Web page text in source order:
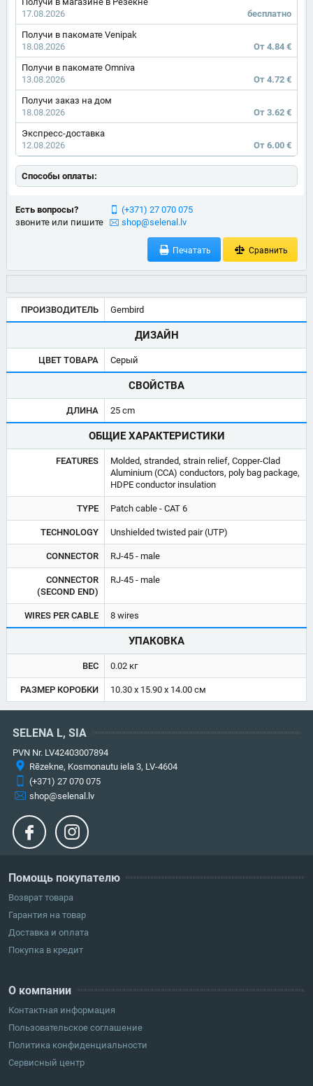
17.08.2026
бесплатно
Получи в пакомате Venipak
18.08.2026
От 4.84 €
Получи в пакомате Omniva
13.08.2026
От 4.72 €
Получи заказ на дом
18.08.2026
От 3.62 €
Экспресс-доставка
12.08.2026
От 6.00 €
Способы оплаты:
Есть вопросы?
звоните или пишите
(+371) 27 070 075
shop@selenal.lv
Печатать Сравнить
ПРОИЗВОДИТЕЛЬ Gembird
ДИЗАЙН
ЦВЕТ ТОВАРА Серый
СВОЙСТВА
ДЛИНА 25 cm
ОБЩИЕ ХАРАКТЕРИСТИКИ
FEATURES
Molded, stranded, strain relief, Copper-Clad
Aluminium (CCA) conductors, poly bag package,
HDPE conductor insulation
TYPE Patch cable - CAT 6
TECHNOLOGY Unshielded twisted pair (UTP)
CONNECTOR RJ-45 - male
CONNECTOR
(SECOND END)
RJ-45 - male
WIRES PER CABLE 8 wires
УПАКОВКА
ВЕС 0.02 кг
РАЗМЕР КОРОБКИ 10.30 x 15.90 x 14.00 см
Помощь покупателю
Возврат товара
Гарантия на товар
Доставка и оплата
Покупка в кредит
О компании
Контактная информация
Пользовательское соглашение
Политика конфиденциальности
Сервисный центр
SELENA L, SIA
PVN Nr. LV42403007894
Rēzekne, Kosmonautu iela 3, LV-4604
(+371) 27 070 075
shop@selenal.lv